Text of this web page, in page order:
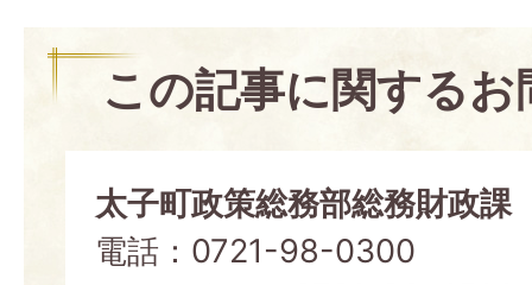
この記事に関する
太子町政策総務部総務財政課
電話：0721-98-0300